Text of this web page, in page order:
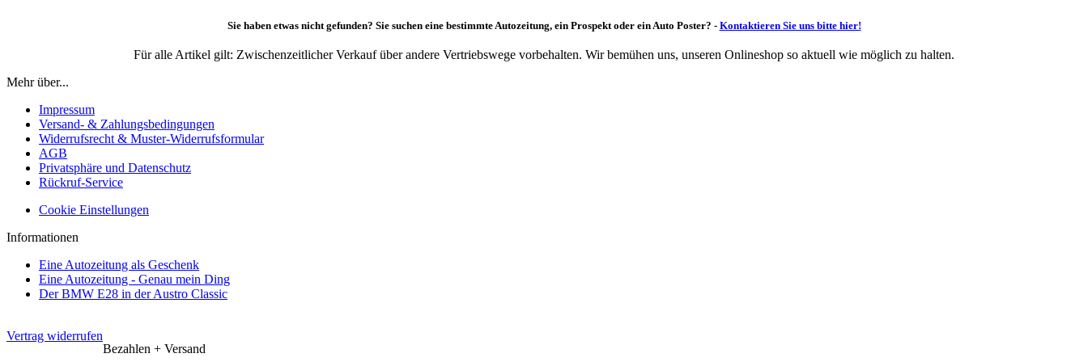
Sie haben etwas nicht gefunden? Sie suchen eine bestimmte Autozeitung, ein Prospekt oder ein Auto Poster? - Kontaktieren Sie uns bitte hier!
Für alle Artikel gilt: Zwischenzeitlicher Verkauf über andere Vertriebswege vorbehalten. Wir bemühen uns, unseren Onlineshop so aktuell wie möglich zu halten.
Mehr über...
Impressum
Versand- & Zahlungsbedingungen
Widerrufsrecht & Muster-Widerrufsformular
AGB
Privatsphäre und Datenschutz
Rückruf-Service
Cookie Einstellungen
Informationen
Eine Autozeitung als Geschenk
Eine Autozeitung - Genau mein Ding
Der BMW E28 in der Austro Classic
Vertrag widerrufen
Bezahlen + Versand